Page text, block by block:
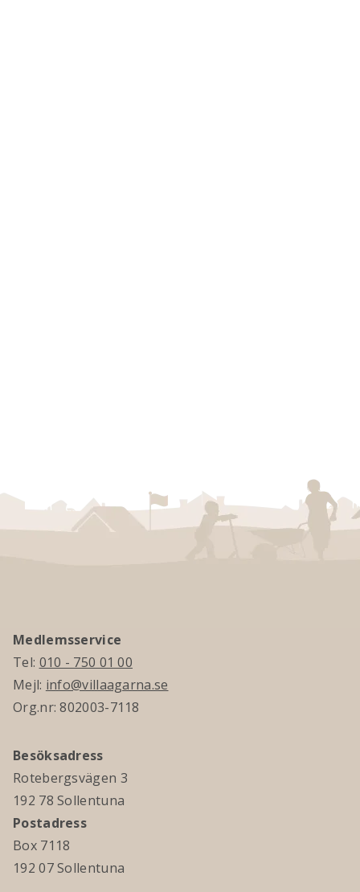
Medlemsservice
Tel: 010 - 750 01 00
Mejl: info@villaagarna.se
Org.nr: 802003-7118
Besöksadress
Rotebergsvägen 3
192 78 Sollentuna
Postadress
Box 7118
192 07 Sollentuna